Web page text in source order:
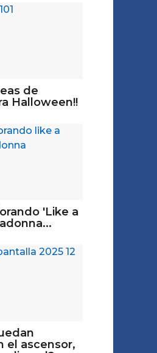
de
Halloween!!
'Like a
el ascensor,